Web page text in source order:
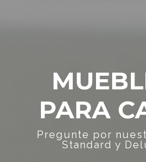
PARA
Pregunte por
Standard y